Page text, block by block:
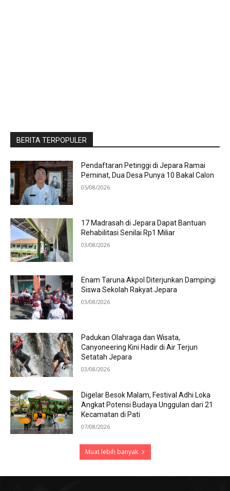
BERITA TERPOPULER
Pendaftaran Petinggi di Jepara Ramai
Peminat, Dua Desa Punya 10 Bakal Calon
05/08/2026
17 Madrasah di Jepara Dapat Bantuan
Rehabilitasi Senilai Rp1 Miliar
03/08/2026
Enam Taruna Akpol Diterjunkan Dampingi
Siswa Sekolah Rakyat Jepara
03/08/2026
Padukan Olahraga dan Wisata,
Canyoneering Kini Hadir di Air Terjun
Setatah Jepara
03/08/2026
Digelar Besok Malam, Festival Adhi Loka
Angkat Potensi Budaya Unggulan dari 21
Kecamatan di Pati
07/08/2026
Muat lebih banyak